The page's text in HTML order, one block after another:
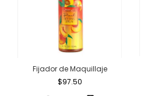
Fijador de Maquillaje
$97.50